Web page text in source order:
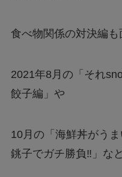
食べ物関係の対決編も
2021年8月の「それ
餃子編」や
10月の「海鮮丼がう
銚子でガチ勝負‼」など